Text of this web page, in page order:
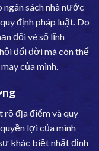
sách nhà nước
định pháp luật. Do
đổi vé số lĩnh
đổi đời mà còn thể
của mình.
rõ địa điểm và quy
lợi của mình
khác biệt nhất định